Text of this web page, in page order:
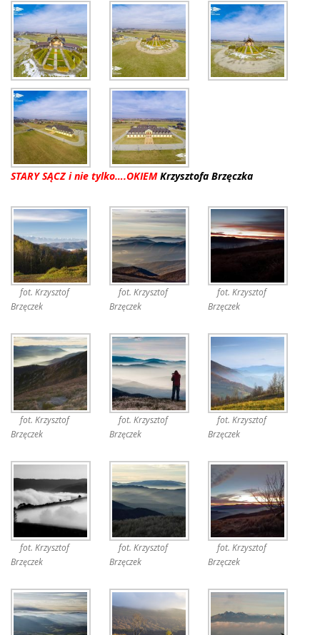
STARY SĄCZ i nie tylko….OKIEMKrzysztofa Brzęczka
fot. Krzysztof
Brzęczek
fot. Krzysztof
Brzęczek
fot. Krzysztof
Brzęczek
fot. Krzysztof
Brzęczek
fot. Krzysztof
Brzęczek
fot. Krzysztof
Brzęczek
fot. Krzysztof
Brzęczek
fot. Krzysztof
Brzęczek
fot. Krzysztof
Brzęczek